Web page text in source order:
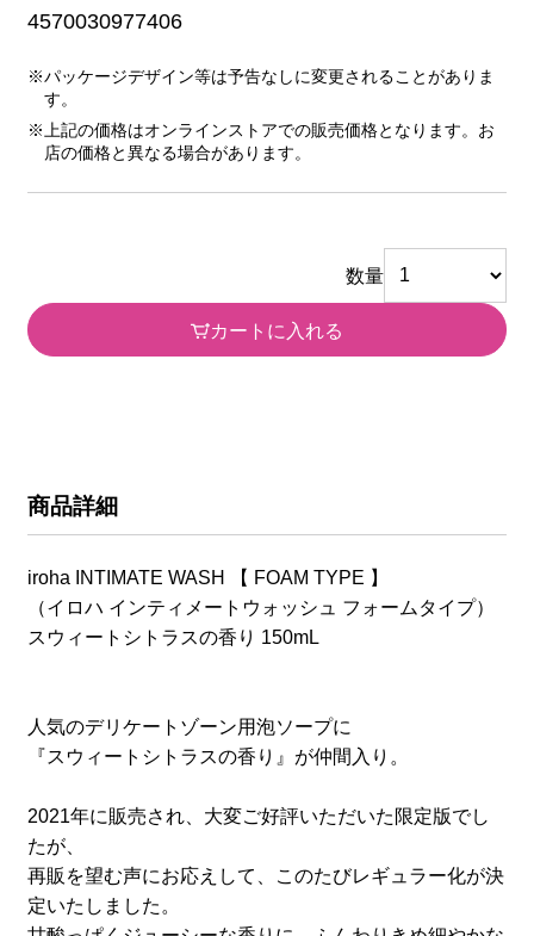
4570030977406
※パッケージデザイン等は予告なしに変更されることがありま
す。
※上記の価格はオンラインストアでの販売価格となります。お
店の価格と異なる場合があります。
数量
カートに入れる
商品詳細
iroha INTIMATE WASH 【 FOAM TYPE 】
（イロハ インティメートウォッシュ フォームタイプ）
スウィートシトラスの香り 150mL
人気のデリケートゾーン用泡ソープに
『スウィートシトラスの香り』が仲間入り。
2021年に販売され、大変ご好評いただいた限定版でし
たが、
再販を望む声にお応えして、このたびレギュラー化が決
定いたしました。